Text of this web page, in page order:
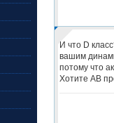
И что D
вашим
потому что
Хотите АВ